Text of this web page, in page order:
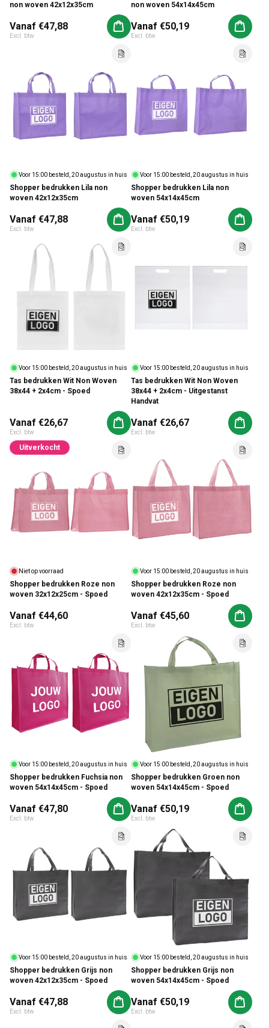
non woven 42x12x35cm
Normale prijs
Vanaf €47,88
Excl. btw
Aan winkelwagen toevoegen
non woven 54x14x45cm
Normale prijs
Vanaf €50,19
Excl. btw
Aan
Voor 15:00 besteld, 20 augustus in huis
Shopper bedrukken Lila non
woven 42x12x35cm
Normale prijs
Vanaf €47,88
Excl. btw
Aan winkelwagen toevoegen
Voor 15:00 besteld, 20 augustus in huis
Shopper bedrukken Lila non
woven 54x14x45cm
Normale prijs
Vanaf €50,19
Excl. btw
Aan
Voor 15:00 besteld, 20 augustus in huis
Tas bedrukken Wit Non Woven
38x44 + 2x4cm - Spoed
Normale prijs
Vanaf €26,67
Excl. btw
Aan winkelwagen toevoegen
Voor 15:00 besteld, 20 augustus in huis
Tas bedrukken Wit Non Woven
38x44 + 2x4cm - Uitgestanst
Handvat
Normale prijs
Vanaf €26,67
Excl. btw
Aan
Uitverkocht
Niet op voorraad
Shopper bedrukken Roze non
woven 32x12x25cm - Spoed
Normale prijs
Vanaf €44,60
Excl. btw
Voor 15:00 besteld, 20 augustus in huis
Shopper bedrukken Roze non
woven 42x12x35cm - Spoed
Normale prijs
Vanaf €45,60
Excl. btw
Aan
Voor 15:00 besteld, 20 augustus in huis
Shopper bedrukken Fuchsia non
woven 54x14x45cm - Spoed
Normale prijs
Vanaf €47,80
Excl. btw
Aan winkelwagen toevoegen
Voor 15:00 besteld, 20 augustus in huis
Shopper bedrukken Groen non
woven 54x14x45cm - Spoed
Normale prijs
Vanaf €50,19
Excl. btw
Aan
Voor 15:00 besteld, 20 augustus in huis
Shopper bedrukken Grijs non
woven 42x12x35cm - Spoed
Normale prijs
Vanaf €47,88
Excl. btw
Aan winkelwagen toevoegen
Voor 15:00 besteld, 20 augustus in huis
Shopper bedrukken Grijs non
woven 54x14x45cm - Spoed
Normale prijs
Vanaf €50,19
Excl. btw
Aan